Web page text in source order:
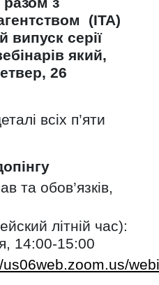
(ITA)
випуск серії
який,
26
всіх п’яти
та обов’язків,
літній час):
14:00-15:00
us06web.zoom.us/